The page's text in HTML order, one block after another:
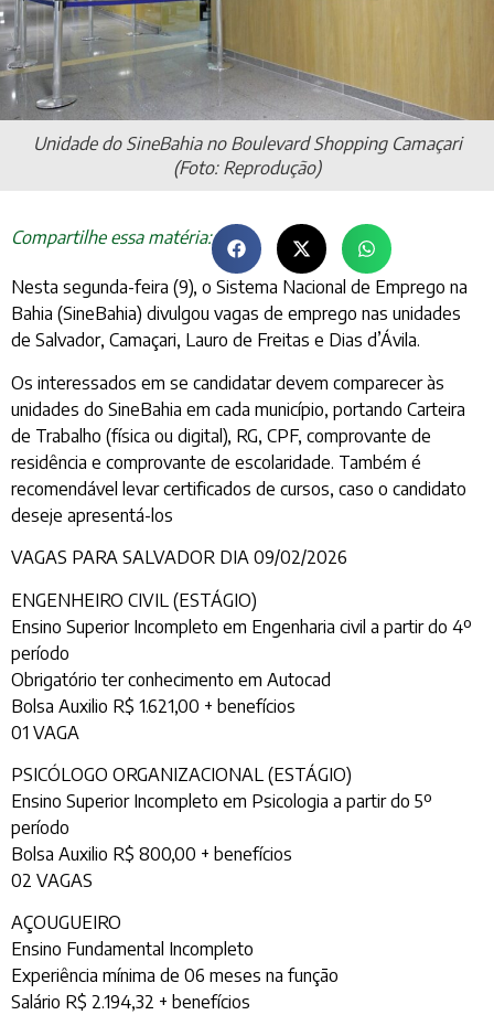
Unidade do SineBahia no Boulevard Shopping Camaçari
(Foto: Reprodução)
Compartilhe essa matéria:
Nesta segunda-feira (9), o Sistema Nacional de Emprego na
Bahia (SineBahia) divulgou vagas de emprego nas unidades
de Salvador, Camaçari, Lauro de Freitas e Dias d’Ávila.
Os interessados em se candidatar devem comparecer às
unidades do SineBahia em cada município, portando Carteira
de Trabalho (física ou digital), RG, CPF, comprovante de
residência e comprovante de escolaridade. Também é
recomendável levar certificados de cursos, caso o candidato
deseje apresentá-los
VAGAS PARA SALVADOR DIA 09/02/2026
ENGENHEIRO CIVIL (ESTÁGIO)
Ensino Superior Incompleto em Engenharia civil a partir do 4º
período
Obrigatório ter conhecimento em Autocad
Bolsa Auxilio R$ 1.621,00 + benefícios
01 VAGA
PSICÓLOGO ORGANIZACIONAL (ESTÁGIO)
Ensino Superior Incompleto em Psicologia a partir do 5º
período
Bolsa Auxilio R$ 800,00 + benefícios
02 VAGAS
AÇOUGUEIRO
Ensino Fundamental Incompleto
Experiência mínima de 06 meses na função
Salário R$ 2.194,32 + benefícios